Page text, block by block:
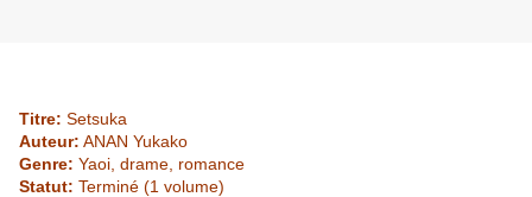
Titre: Setsuka
Auteur: ANAN Yukako
Genre: Yaoi, drame, romance
Statut: Terminé (1 volume)